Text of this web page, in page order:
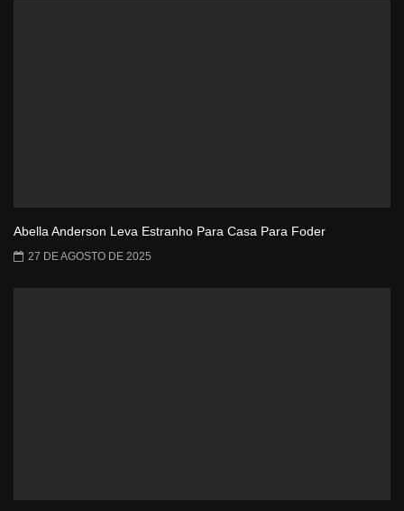
Abella Anderson Leva Estranho Para Casa Para Foder
27 DE AGOSTO DE 2025